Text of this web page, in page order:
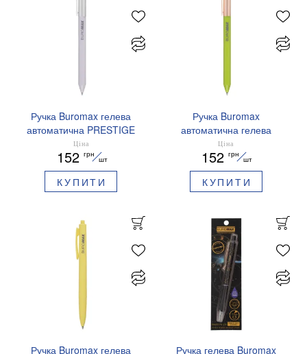
Ручка Buromax гелева
автоматична PRESTIGE
SILVER 0,5 мм сині
чорнила BM.83102
Ціна
152 грн
шт
КУПИТИ
Ручка Buromax
автоматична гелева
PRESTIGE GOLD 0,5 мм
сині чорнила BM.83101
Ціна
152 грн
шт
КУПИТИ
Ручка Buromax гелева
Ручка гелева Buromax